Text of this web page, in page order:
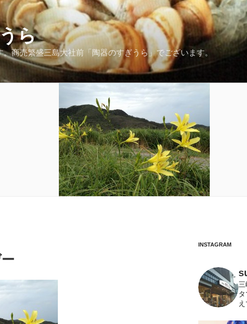
ら
商売繁盛三島大社前「陶器のすぎうら」でございます。
INSTAGRAM
三